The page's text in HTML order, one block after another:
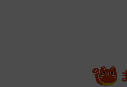
子うーち